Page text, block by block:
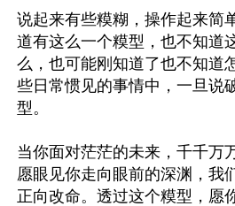
说起来有些糢糊，操作起来简
道有这么一个糢型，也不知道
么，也可能刚知道了也不知道
些日常惯见的事情中，一旦说
型。
当你面对茫茫的未来，千千万
愿眼见你走向眼前的深渊，我
正向改命。透过这个糢型，愿